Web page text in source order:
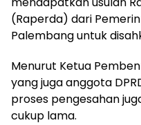
(Raperda) dari
Palembang untuk
Menurut Ketua
yang juga anggota
proses pengesahan
cukup lama.